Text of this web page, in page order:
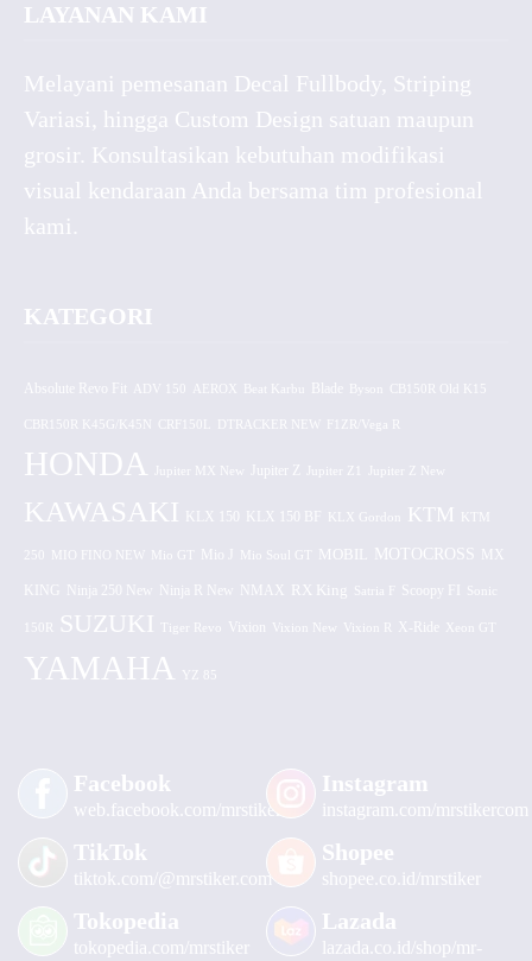
LAYANAN KAMI
Melayani pemesanan Decal Fullbody, Striping
Variasi, hingga Custom Design satuan maupun
grosir. Konsultasikan kebutuhan modifikasi
visual kendaraan Anda bersama tim profesional
kami.
KATEGORI
Absolute Revo Fit ADV 150 AEROX CB150R Old K15
CBR150R K45G/K45N CRF150L DTRACKER NEW F1ZR/Vega R
HONDA Jupiter MX New Jupiter Z Jupiter Z1 Jupiter Z New
KAWASAKI KLX 150 KLX 150 BF KLX Gordon KTM KTM
250 MIO FINO NEW Mio GT Mio J Mio Soul GT MOBIL MOTOCROSS MX
KING Ninja 250 New Ninja R New NMAX RX King Satria F Scoopy FI Sonic
150R SUZUKI Tiger Revo Vixion Vixion New Vixion R X-Ride Xeon GT
YAMAHA YZ 85
Facebook
web.facebook.com/mrstiker
Instagram
instagram.com/mrstikercom
TikTok
tiktok.com/@mrstiker.com
Shopee
shopee.co.id/mrstiker
Tokopedia
tokopedia.com/mrstiker
Lazada
lazada.co.id/shop/mr-